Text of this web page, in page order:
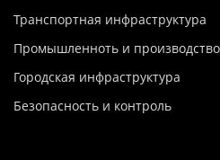
Транспортная инфраструктура
Промышленноть и производство
Городская инфраструктура
Безопасность и контроль